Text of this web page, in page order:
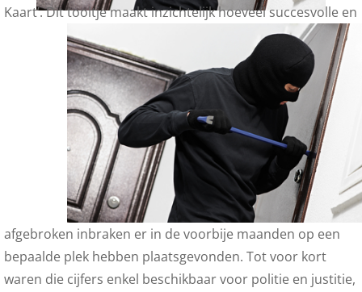
Kaart’. Dit tooltje maakt inzichtelijk hoeveel succesvolle en
afgebroken inbraken er in de voorbije maanden op een
bepaalde plek hebben plaatsgevonden. Tot voor kort
waren die cijfers enkel beschikbaar voor politie en justitie,